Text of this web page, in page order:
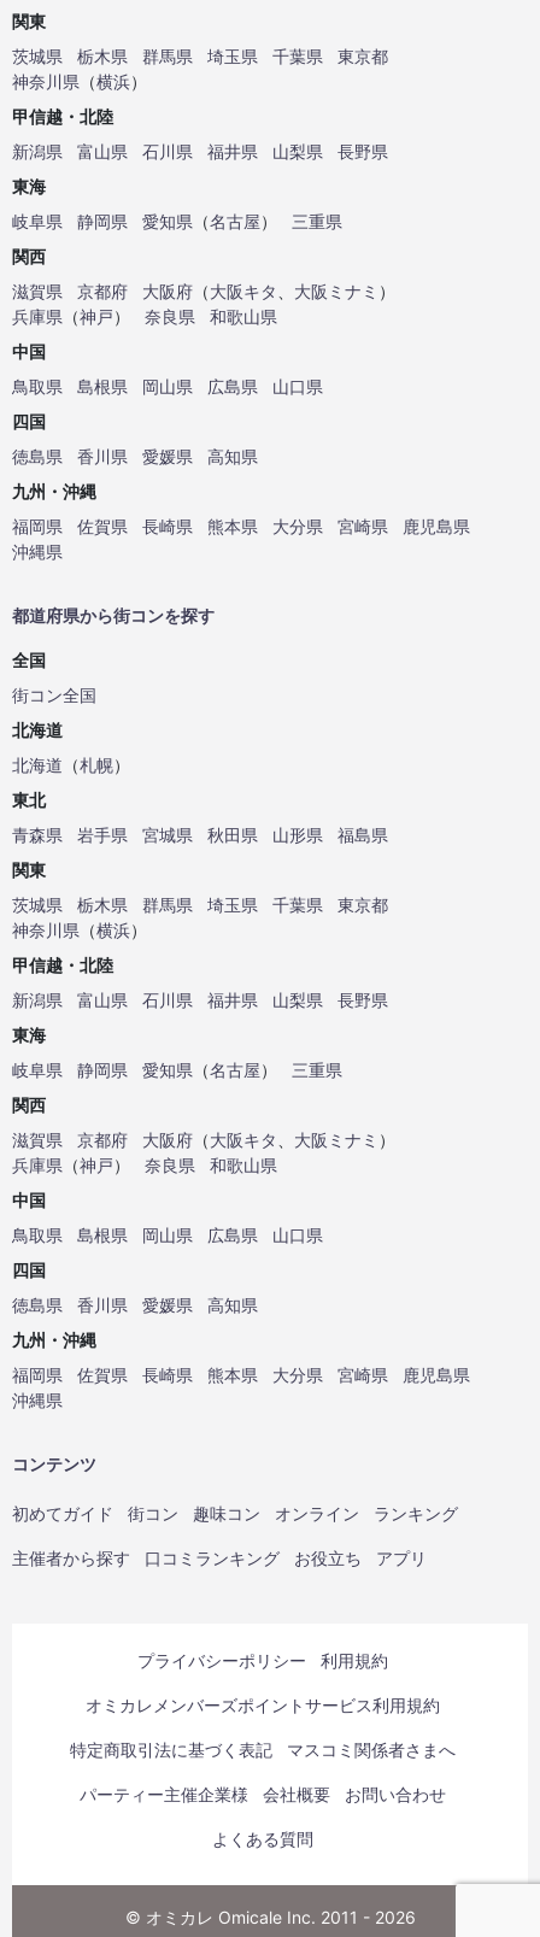
関東
茨城県
栃木県 群馬県 埼玉県 千葉県
東京都
神奈川県 （横浜）
甲信越・北陸
新潟県
富山県 石川県 福井県 山梨県
長野県
東海
岐阜県
静岡県 愛知県 （名古屋）
三重県
関西
滋賀県
京都府 大阪府 （大阪キタ 大阪ミナミ ）
兵庫県 （神戸） 奈良県
和歌山県
中国
鳥取県
島根県 岡山県 広島県
山口県
四国
徳島県
香川県 愛媛県
高知県
九州・沖縄
福岡県
佐賀県 長崎県 熊本県 大分県 宮崎県
鹿児島県
沖縄県
都道府県から街コンを探す
全国
街コン全国
北海道
北海道 （札幌）
東北
青森県
岩手県 宮城県 秋田県 山形県
福島県
関東
茨城県
栃木県 群馬県 埼玉県 千葉県
東京都
神奈川県 （横浜）
甲信越・北陸
新潟県
富山県 石川県 福井県 山梨県
長野県
東海
岐阜県
静岡県 愛知県 （名古屋）
三重県
関西
滋賀県
京都府 大阪府 （大阪キタ 大阪ミナミ ）
兵庫県 （神戸） 奈良県
和歌山県
中国
鳥取県
島根県 岡山県 広島県
山口県
四国
徳島県
香川県 愛媛県
高知県
九州・沖縄
福岡県
佐賀県 長崎県 熊本県 大分県 宮崎県
鹿児島県
沖縄県
コンテンツ
初めてガイド 街コン 趣味コン オンライン ランキング
主催者から探す 口コミランキング お役立ち アプリ
プライバシーポリシー 利用規約
オミカレメンバーズポイントサービス利用規約
特定商取引法に基づく表記 マスコミ関係者さまへ
パーティー主催企業様 会社概要 お問い合わせ
よくある質問
© オミカレ Omicale Inc. 2011 - 2026